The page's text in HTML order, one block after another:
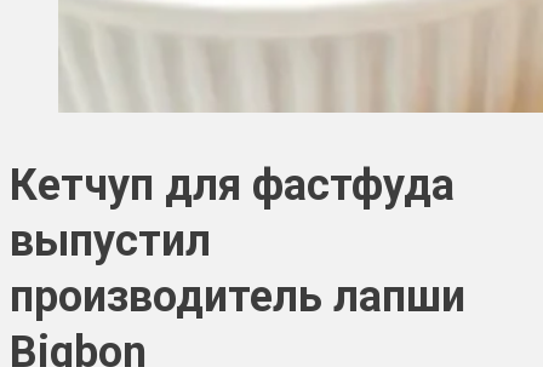
Кетчуп для фастфуда
выпустил
производитель лапши
Bigbon